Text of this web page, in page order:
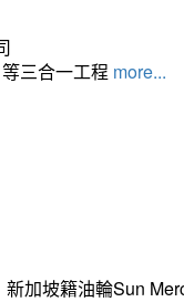
三合一工程 more...
加坡籍油輪Sun